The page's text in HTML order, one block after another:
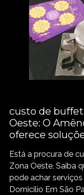
custo de
Oeste: O
oferece
Está a procura de
Zona Oeste, Saiba
pode achar
Domicilío Em São